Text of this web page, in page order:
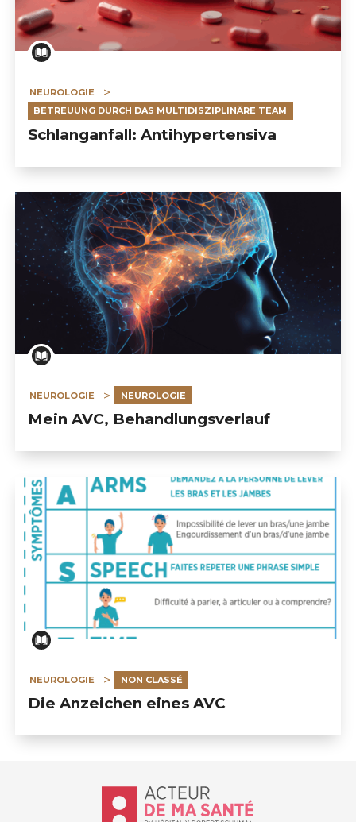
NEUROLOGIE
BETREUUNG DURCH DAS MULTIDISZIPLINÄRE TEAM
Schlanganfall: Antihypertensiva
NEUROLOGIE NEUROLOGIE
Mein AVC, Behandlungsverlauf
NEUROLOGIE NON CLASSÉ
Die Anzeichen eines AVC
Accueil - Acteur de ma santé, by